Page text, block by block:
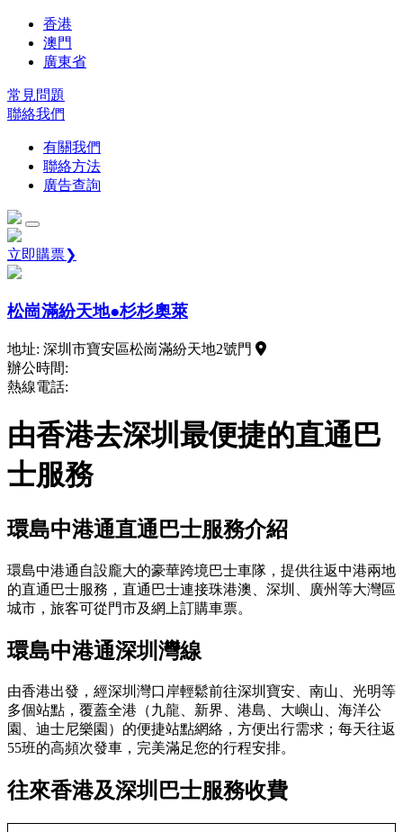
香港
澳門
廣東省
常見問題
聯絡我們
有關我們
聯絡方法
廣告查詢
立即購票❯
松崗滿紛天地●杉杉奧萊
地址: 深圳市寶安區松崗滿紛天地2號門
辦公時間:
熱線電話:
由香港去深圳最便捷的直通巴
士服務
環島中港通直通巴士服務介紹
環島中港通自設龐大的豪華跨境巴士車隊，提供往返中港兩地
的直通巴士服務，直通巴士連接珠港澳、深圳、廣州等大灣區
城市，旅客可從門市及網上訂購車票。
環島中港通深圳灣線
由香港出發，經深圳灣口岸輕鬆前往深圳寶安、南山、光明等
多個站點，覆蓋全港（九龍、新界、港島、大嶼山、海洋公
園、迪士尼樂園）的便捷站點網絡，方便出行需求；每天往返
55班的高頻次發車，完美滿足您的行程安排。
往來香港及深圳巴士服務收費